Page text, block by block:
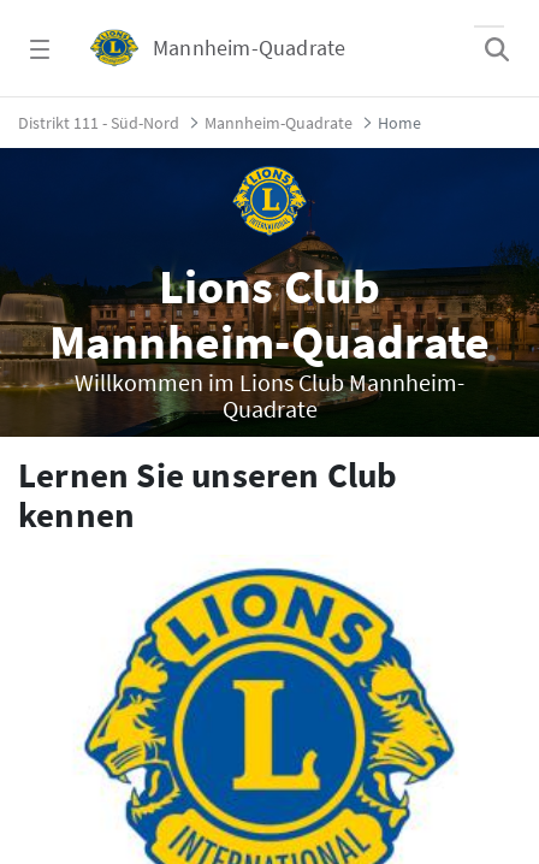
Mannheim-Quadrate
Home - Mannheim-Quadrate
Distrikt 111 - Süd-Nord Mannheim-Quadrate Home
Lions Club
Mannheim-Quadrate
Willkommen im Lions Club Mannheim-
Quadrate
Lernen Sie unseren Club
kennen